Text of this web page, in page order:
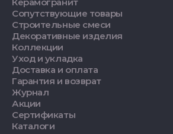
Сопутствующие товары
Строительные смеси
Декоративные изделия
Коллекции
Уход и укладка
Доставка и оплата
Гарантия и возврат
Журнал
Акции
Сертификаты
Каталоги